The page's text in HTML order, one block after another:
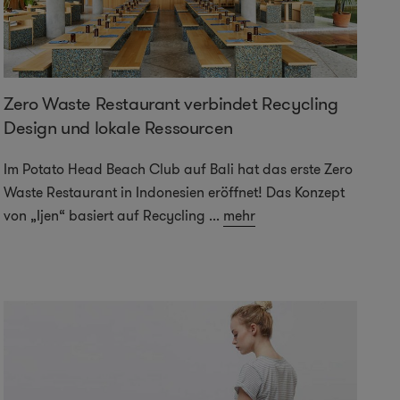
Zero Waste Restaurant verbindet Recycling
Design und lokale Ressourcen
Im Potato Head Beach Club auf Bali hat das erste Zero
Waste Restaurant in Indonesien eröffnet! Das Konzept
von „Ijen“ basiert auf Recycling ... mehr